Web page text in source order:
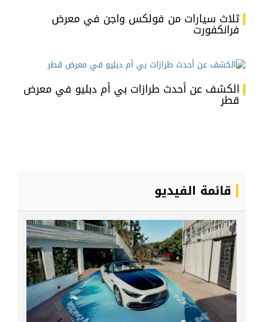
ثلاث سيارات من فولكس واجن في معرض
فرانكفورت
الكشف عن أحدث طرازات بي أم دبليو في معرض
قطر
قائمة الفيديو